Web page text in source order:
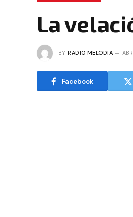
La
BY RADIO MELODIA
Facebook